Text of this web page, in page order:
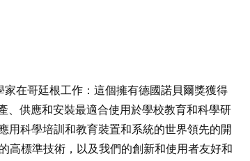
家在哥廷根工作：這個擁有德國諾貝爾獎獲得
、供應和安裝最適合使用於學校教育和科學研
用科學培訓和教育裝置和系統的世界領先的開
高標準技術，以及我們的創新和使用者友好和